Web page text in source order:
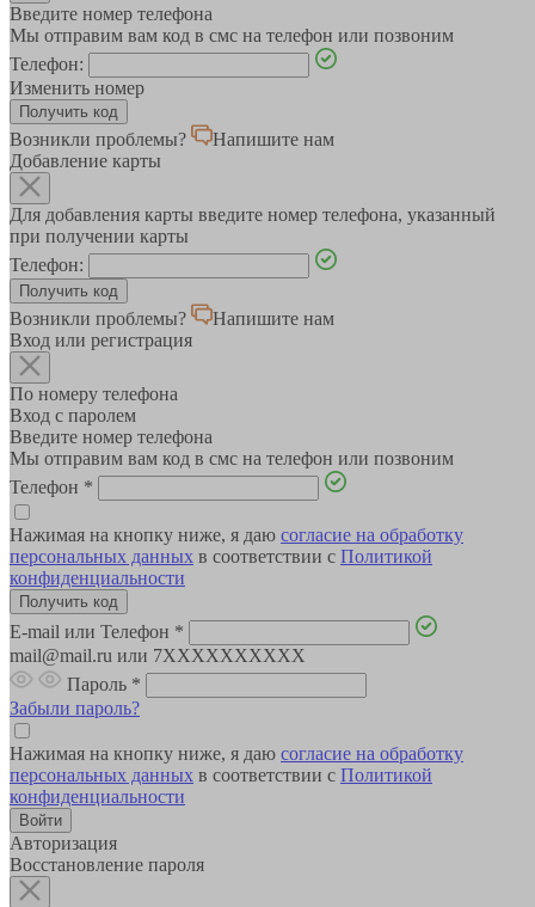
Введите номер телефона
Мы отправим вам код в смс на телефон или позвоним
Телефон:
Изменить номер
Возникли проблемы?
Напишите нам
Добавление карты
Для добавления карты введите номер телефона, указанный
при получении карты
Телефон:
Возникли проблемы?
Напишите нам
Вход или регистрация
По номеру телефона
Вход с паролем
Введите номер телефона
Мы отправим вам код в смс на телефон или позвоним
Телефон *
Нажимая на кнопку ниже, я даю согласие на обработку
персональных данных в соответствии с Политикой
конфиденциальности
E-mail или Телефон *
mail@mail.ru или 7XXXXXXXXXX
Пароль *
Забыли пароль?
Нажимая на кнопку ниже, я даю согласие на обработку
персональных данных в соответствии с Политикой
конфиденциальности
Авторизация
Восстановление пароля